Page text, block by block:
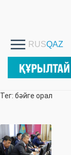
Тег: бәйге орал